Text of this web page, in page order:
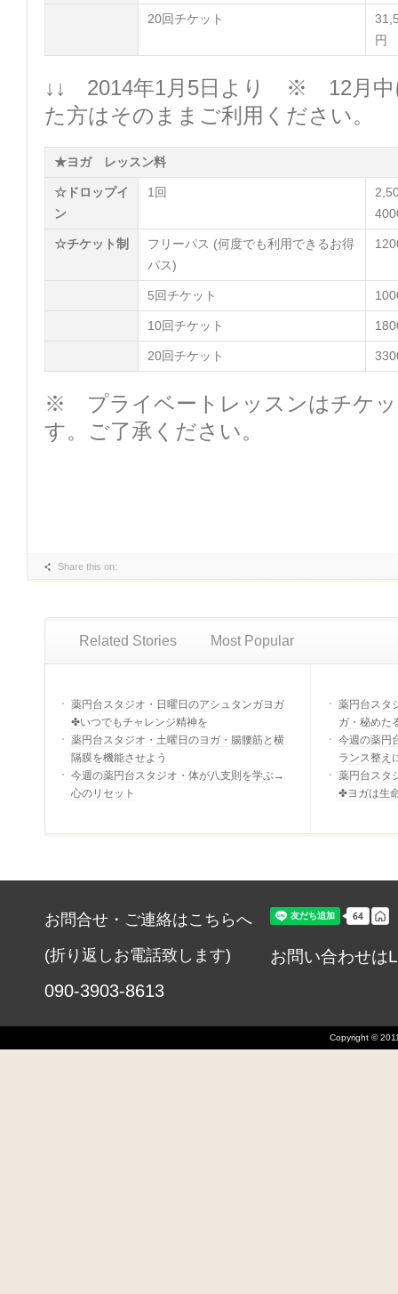
20回チケット
円
↓↓ 2014年1月5日より ※ 12月中
た方はそのままご利用ください。
★ヨガ レッスン料
☆ドロップイ
ン
1回
☆チケット制
フリーパス (何度でも利用できるお得
パス)
5回チケット
10回チケット
20回チケット
※ プライベートレッスンはチケッ
す。ご了承ください。
Share this on:
Related Stories Most Popular
薬円台スタジオ・日曜日のアシュタンガヨガ
✤いつでもチャレンジ精神を
薬円台スタジオ・土曜日のヨガ・腸腰筋と横
隔膜を機能させよう
今週の薬円台スタジオ・体が八支則を学ぶ→
心のリセット
薬円台スタ
ガ・秘めた
今週の薬円
ランス整え
薬円台スタ
✤ヨガは生
お問合せ・ご連絡はこちらへ
(折り返しお電話致します)
090-3903-8613
お問い合わせは
Copyright ©